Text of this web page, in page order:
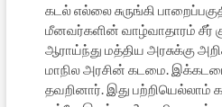
கடல் எல்லை சுருங்கி
மீனவர்களின் வாழ்வாதாரம் சீர்
ஆராய்ந்து மத்திய அரசுக்கு
மாநில அரசின் கடமை.
தவறினார். இது பற்றியெல்லாம்